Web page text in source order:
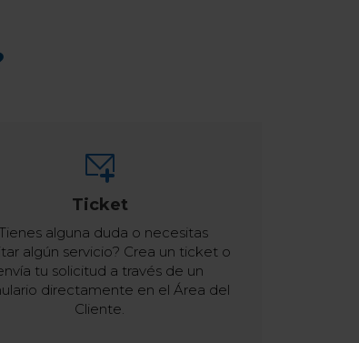
Ticket
alguna duda o necesitas
algún servicio? Crea un ticket o
tu solicitud a través de un
directamente en el Área del
Cliente.